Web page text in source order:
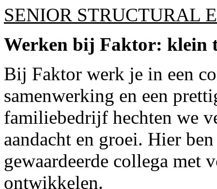
SENIOR STRUCTURAL
Werken bij Faktor: klein
Bij Faktor werk je in een
samenwerking en een
familiebedrijf hechten we
aandacht en groei. Hier
gewaardeerde collega met
ontwikkelen.